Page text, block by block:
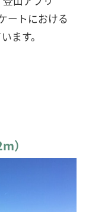
ートにおける
ます。
）